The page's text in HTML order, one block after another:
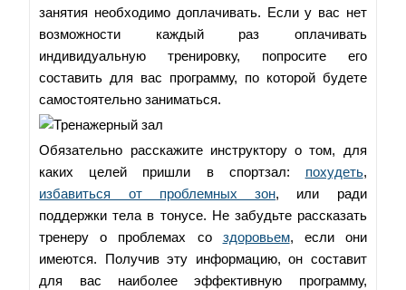
занятия необходимо доплачивать. Если у вас нет
возможности каждый раз оплачивать
индивидуальную тренировку, попросите его
составить для вас программу, по которой будете
самостоятельно заниматься.
Обязательно расскажите инструктору о том, для
каких целей пришли в спортзал: похудеть,
избавиться от проблемных зон, или ради
поддержки тела в тонусе. Не забудьте рассказать
тренеру о проблемах со здоровьем, если они
имеются. Получив эту информацию, он составит
для вас наиболее эффективную программу,